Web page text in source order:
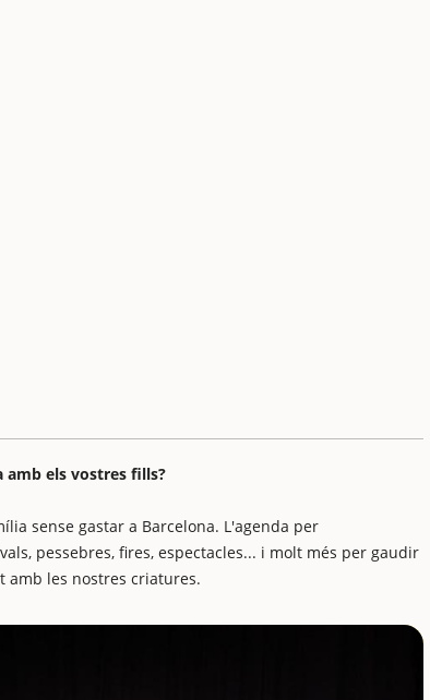
amb els vostres fills?
sense gastar a Barcelona. L'agenda per
pessebres, fires, espectacles... i molt més per gaudir
amb les nostres criatures.